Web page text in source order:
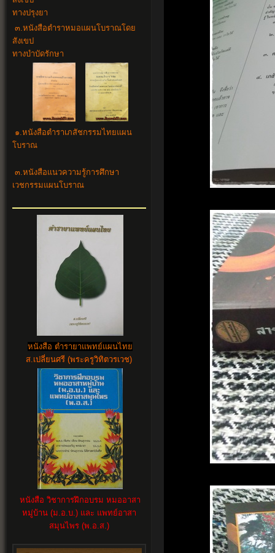
ทางปรุงยา
๓.หนังสือตำราหมอแผนโบราณโดย
สังเขป
ทางบำบัดรักษา
๑.หนังสือตำราเภสัชกรรมไทยแผน
โบราณ
๓.หนังสือแนวความรู้การศึกษา
เวชกรรมแผนโบราณ
หนังสือ ตำรายาแพทย์แผนไทย
ส.เปลี่ยนศรี (พระครูวิทิตวรเวช)
หนังสือ วิชาการฝึกอบรม หมออาสา
หมู่บ้าน (ม.อ.บ.) และ แพทย์อาสา
สมุนไพร (พ.อ.ส.)